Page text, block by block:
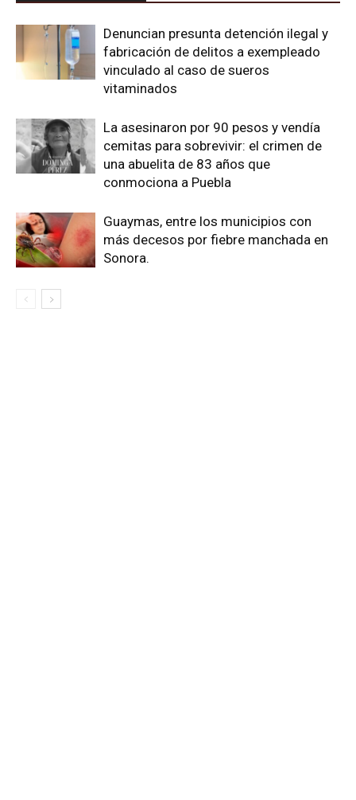
Denuncian presunta detención ilegal y
fabricación de delitos a exempleado
vinculado al caso de sueros
vitaminados
La asesinaron por 90 pesos y vendía
cemitas para sobrevivir: el crimen de
una abuelita de 83 años que
conmociona a Puebla
Guaymas, entre los municipios con
más decesos por fiebre manchada en
Sonora.